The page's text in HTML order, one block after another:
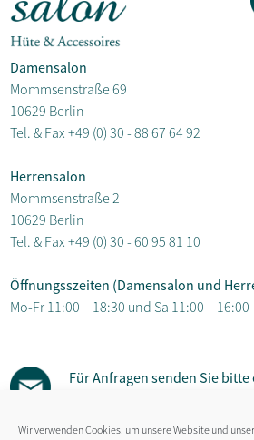
Wir verwenden Cookies, um unsere Website und
Damensalon
Mommsenstraße 69
10629 Berlin
Tel. & Fax+49 (0) 30 - 88 67 64 92
Herrensalon
Mommsenstraße 2
10629 Berlin
Tel. & Fax+49 (0) 30 - 60 95 81 10
Öffnungsszeiten (Damensalon und
Mo-Fr 11:00 – 18:30 und Sa 11:00 – 16:00
Für Anfragen senden Sie bitte